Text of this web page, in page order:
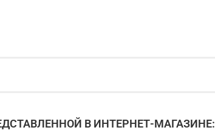
В ИНТЕРНЕТ-МАГАЗИНЕ: